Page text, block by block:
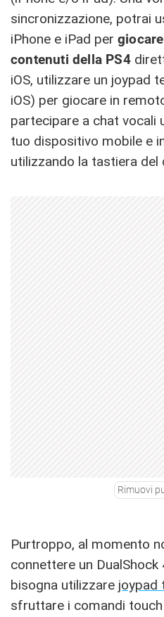
sincronizzazione, potrai
iPhone e iPad per
contenuti della PS4
iOS, utilizzare un joypad
iOS) per giocare in
partecipare a chat vocali
tuo dispositivo mobile e
utilizzando la tastiera del
Rimuovi
Purtroppo, al momento
connettere un
bisogna utilizzare joypad
sfruttare i comandi